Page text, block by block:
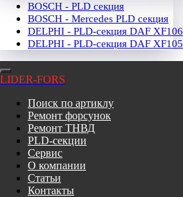
BOSCH - PLD секция
BOSCH - Mercedes PLD секция
DELPHI - PLD-секция DAF XF106
DELPHI - PLD-секция DAF XF105
LIDER-FORS
Поиск по артиклу
Ремонт форсунок
Ремонт ТНВД
PLD-секции
Сервис
О компании
Статьи
Контакты